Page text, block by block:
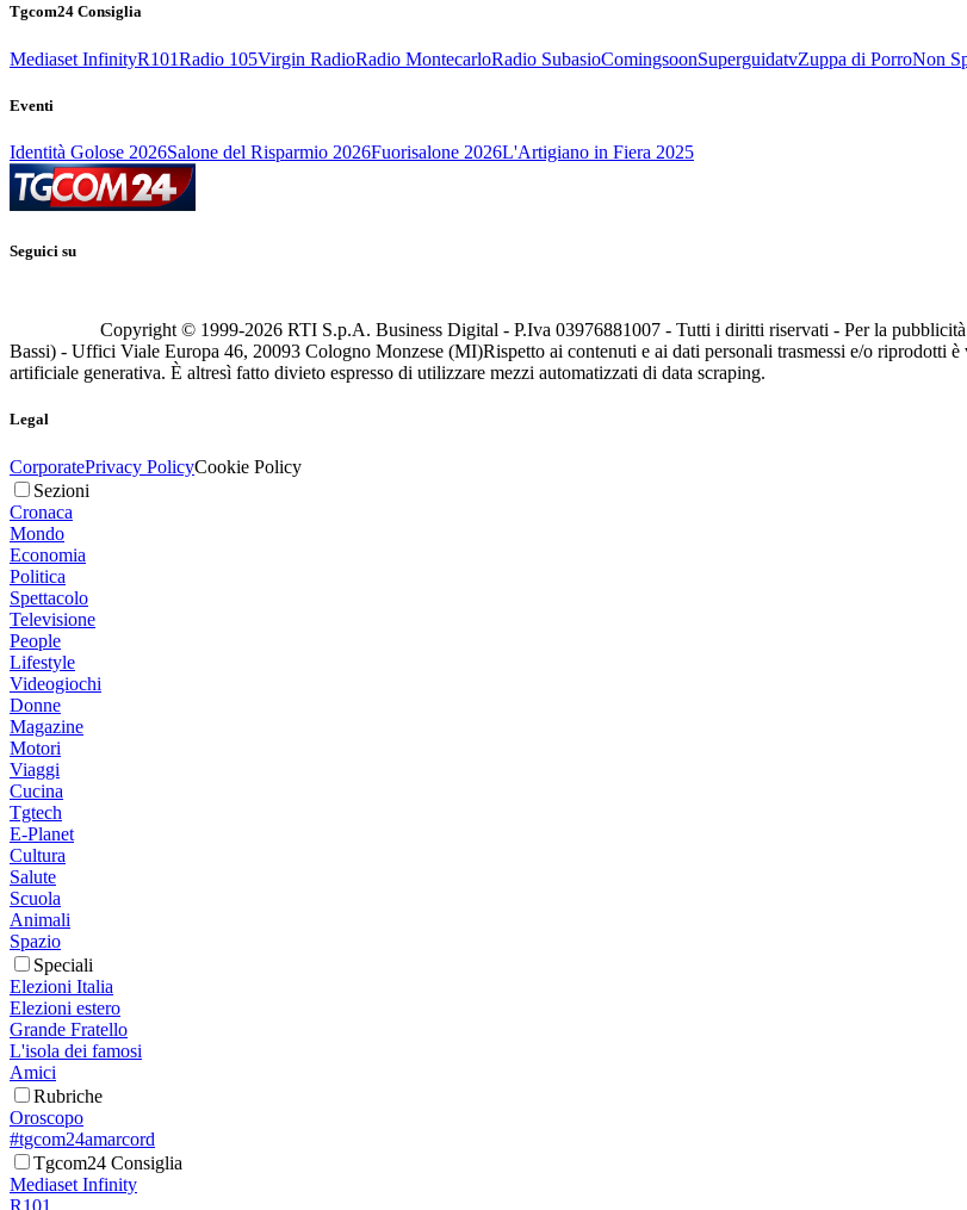
Tgcom24 Consiglia
Mediaset InfinityR101Radio 105Virgin RadioRadio MontecarloRadio SubasioComingsoonSuperguidatvZuppa di PorroNon
Eventi
Identità Golose 2026Salone del Risparmio 2026Fuorisalone 2026L'Artigiano in Fiera 2025
Seguici su
Copyright © 1999-2026 RTI S.p.A. Business Digital - P.Iva 03976881007 - Tutti i diritti riservati - Per la
Bassi) - Uffici Viale Europa 46, 20093 Cologno Monzese (MI)Rispetto ai contenuti e ai dati personali trasmessi e/o riprodotti
artificiale generativa. È altresì fatto divieto espresso di utilizzare mezzi automatizzati di data scraping.
Legal
CorporatePrivacy PolicyCookie Policy
Sezioni
Cronaca
Mondo
Economia
Politica
Spettacolo
Televisione
People
Lifestyle
Videogiochi
Donne
Magazine
Motori
Viaggi
Cucina
Tgtech
E-Planet
Cultura
Salute
Scuola
Animali
Spazio
Speciali
Elezioni Italia
Elezioni estero
Grande Fratello
L'isola dei famosi
Amici
Rubriche
Oroscopo
#tgcom24amarcord
Tgcom24 Consiglia
Mediaset Infinity
R101